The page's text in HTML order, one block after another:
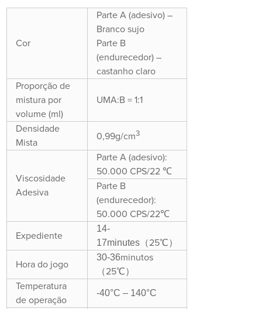
Cor
Parte A (adesivo) –
Branco sujo
Parte B
(endurecedor) –
castanho claro
Proporção de
mistura por
volume (ml)
UMA:B = 1:1
Densidade
Mista
0,99g/cm3
Viscosidade
Adesiva
Parte A (adesivo):
50.000 CPS/22 ℃
Parte B
(endurecedor):
50.000 CPS/22℃
Expediente
14-
17minutes （25℃）
Hora do jogo
30-36minutos
（25℃）
Temperatura
de operação
-40°C – 140°C